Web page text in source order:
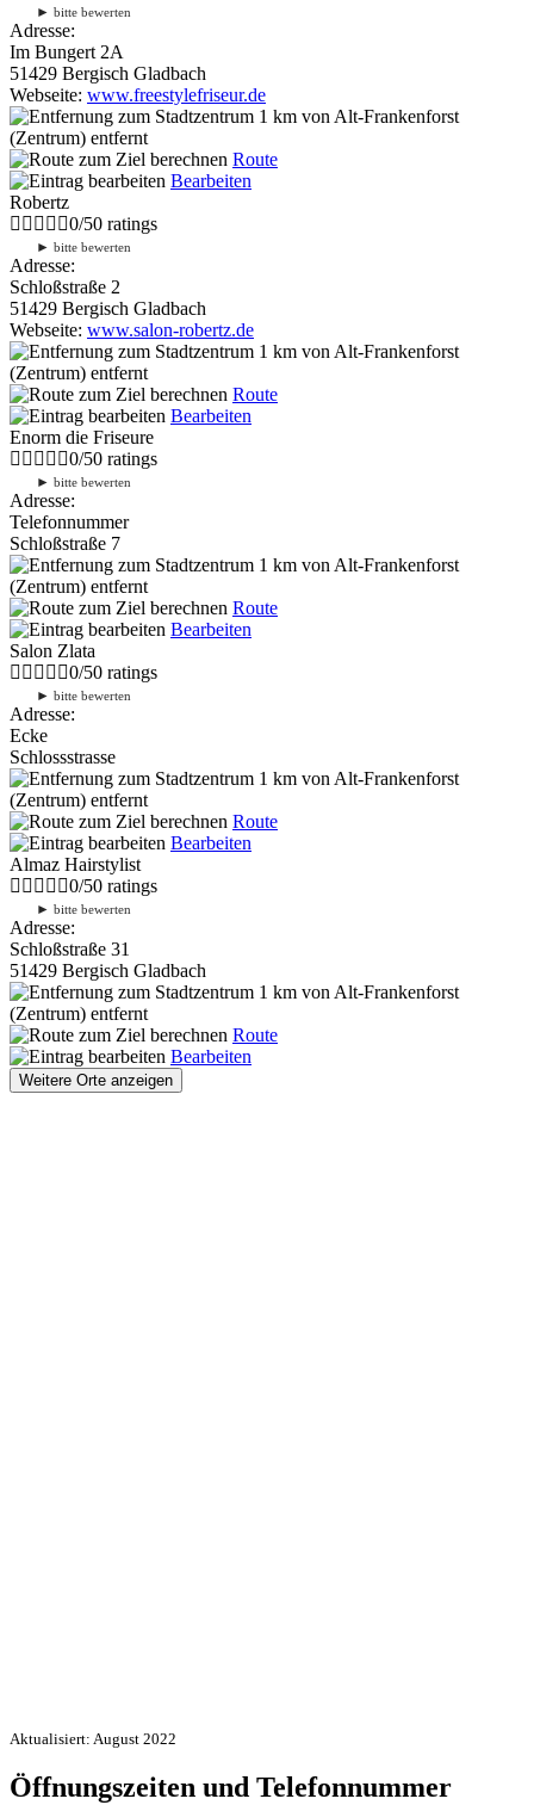
► bitte bewerten
Adresse:
Im Bungert 2A
51429 Bergisch Gladbach
Webseite: www.freestylefriseur.de
1 km von Alt-Frankenforst
(Zentrum) entfernt
Route
Bearbeiten
Robertz
0/50 ratings
► bitte bewerten
Adresse:
Schloßstraße 2
51429 Bergisch Gladbach
Webseite: www.salon-robertz.de
1 km von Alt-Frankenforst
(Zentrum) entfernt
Route
Bearbeiten
Enorm die Friseure
0/50 ratings
► bitte bewerten
Adresse:
Telefonnummer
Schloßstraße 7
1 km von Alt-Frankenforst
(Zentrum) entfernt
Route
Bearbeiten
Salon Zlata
0/50 ratings
► bitte bewerten
Adresse:
Ecke
Schlossstrasse
1 km von Alt-Frankenforst
(Zentrum) entfernt
Route
Bearbeiten
Almaz Hairstylist
0/50 ratings
► bitte bewerten
Adresse:
Schloßstraße 31
51429 Bergisch Gladbach
1 km von Alt-Frankenforst
(Zentrum) entfernt
Route
Bearbeiten
Weitere Orte anzeigen
Aktualisiert: August 2022
Öffnungszeiten und Telefonnummer